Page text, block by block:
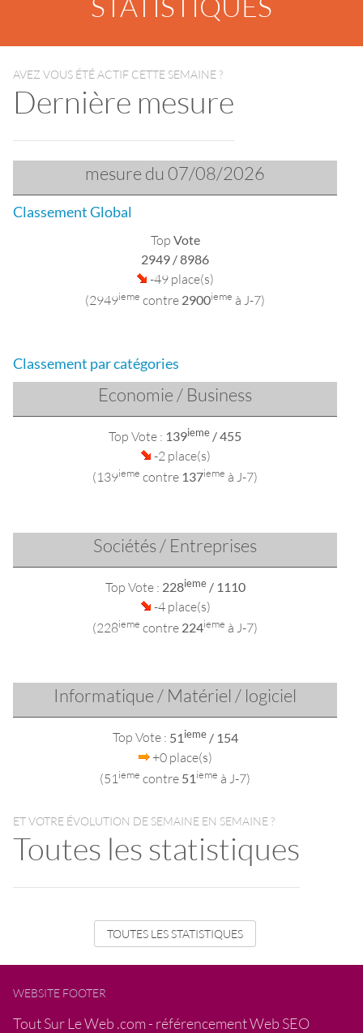
AVEZ VOUS ÉTÉ ACTIF CETTE SEMAINE ?
Dernière mesure
mesure du 07/08/2026
Classement Global
Top Vote
2949 / 8986
-49 place(s)
(2949ieme contre 2900ieme à J-7)
Classement par catégories
Economie / Business
Top Vote : 139ieme / 455
-2 place(s)
(139ieme contre 137ieme à J-7)
Sociétés / Entreprises
Top Vote : 228ieme/ 1110
-4 place(s)
(228ieme contre 224ieme à J-7)
Informatique / Matériel / logiciel
Top Vote : 51ieme/ 154
+0 place(s)
(51 ieme contre 51ieme à J-7)
ET VOTRE ÉVOLUTION DE SEMAINE EN SEMAINE ?
Toutes les statistiques
TOUTES LES STATISTIQUES
WEBSITE FOOTER
Tout Sur Le Web .com - référencement Web SEO